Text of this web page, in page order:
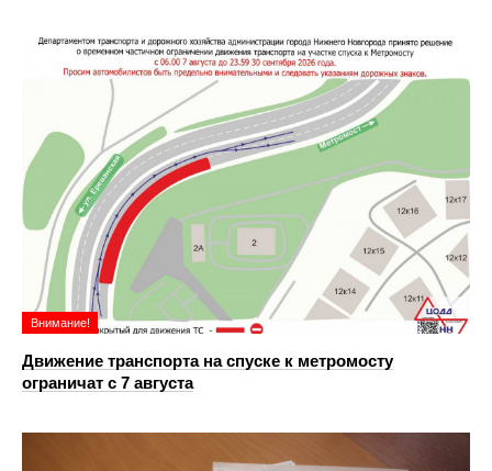
Внимание!
Движение транспорта на спуске к метромосту
ограничат с 7 августа